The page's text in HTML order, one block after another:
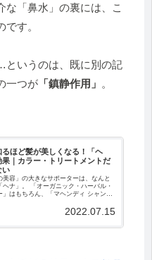
「鼻水」の裏には、こ
す。
いうのは、既に別の記
一つが 「鎮静作用」 。
るほど髪が美しくなる！「ヘ
果｜カラー・トリートメントだ
い
美容」の大きなサポーターは、なんと
ヘナ」。 「オーガニック・ハーバル・
」はもちろん、「マヘンディ シャンプ
配合されています。 今日は、そんな
2022.07.15